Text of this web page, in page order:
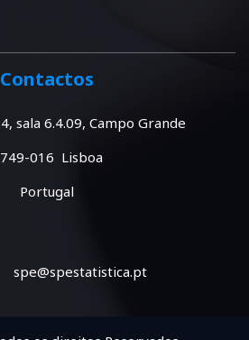
Contactos
sala 6.4.09, Campo Grande
016 Lisboa
Portugal
spe@spestatistica.pt